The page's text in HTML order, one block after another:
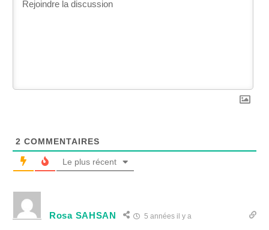
2 COMMENTAIRES
Le plus récent
Rosa SAHSAN 5 années il y a